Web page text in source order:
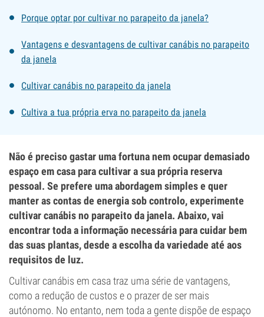
Porque optar por cultivar no parapeito da janela?
Vantagens e desvantagens de cultivar canábis no parapeito
da janela
Cultivar canábis no parapeito da janela
Cultiva a tua própria erva no parapeito da janela
Não é preciso gastar uma fortuna nem ocupar demasiado
espaço em casa para cultivar a sua própria reserva
pessoal. Se prefere uma abordagem simples e quer
manter as contas de energia sob controlo, experimente
cultivar canábis no parapeito da janela. Abaixo, vai
encontrar toda a informação necessária para cuidar bem
das suas plantas, desde a escolha da variedade até aos
requisitos de luz.
Cultivar canábis em casa traz uma série de vantagens,
como a redução de custos e o prazer de ser mais
autónomo. No entanto, nem toda a gente dispõe de espaço